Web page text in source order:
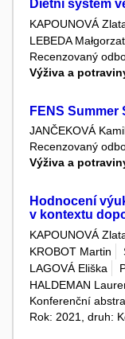
Dietní systém
KAPOUNOVÁ
LEBEDA
Recenzovaný
Výživa a
FENS Summer
JANČEKOVÁ
Recenzovaný
Výživa a
Hodnocení
v kontextu
KAPOUNOVÁ
KROBOT Martin
LAGOVÁ Eliška
HALDEMAN
Konferenční
Rok: 2021, druh: